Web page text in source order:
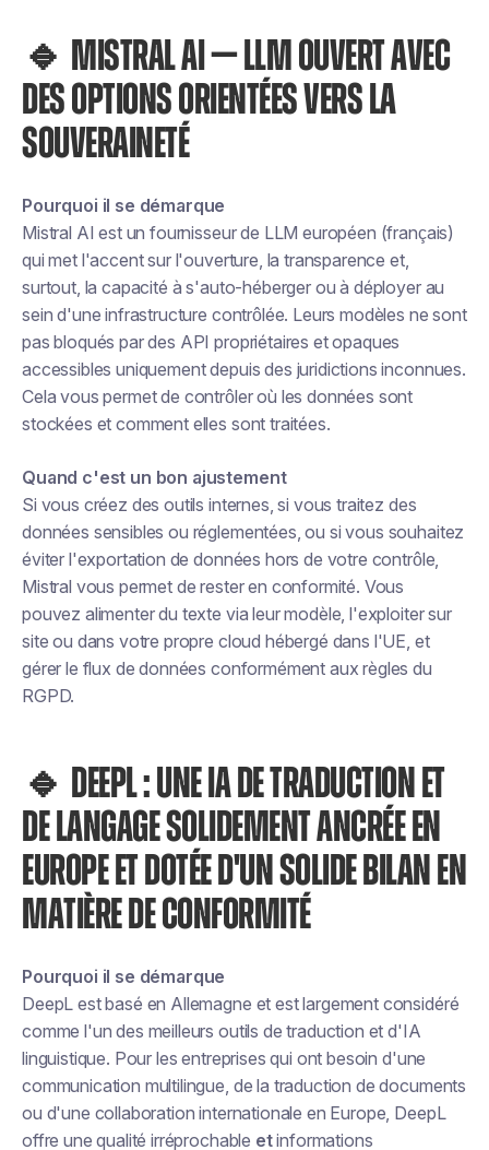
🔹 MISTRAL AI — LLM OUVERT AVEC
DES OPTIONS ORIENTÉES VERS LA
SOUVERAINETÉ
Pourquoi il se démarque
Mistral AI est un fournisseur de LLM européen (français)
qui met l'accent sur l'ouverture, la transparence et,
surtout, la capacité à s'auto-héberger ou à déployer au
sein d'une infrastructure contrôlée. Leurs modèles ne sont
pas bloqués par des API propriétaires et opaques
accessibles uniquement depuis des juridictions inconnues.
Cela vous permet de contrôler où les données sont
stockées et comment elles sont traitées.
Quand c'est un bon ajustement
Si vous créez des outils internes, si vous traitez des
données sensibles ou réglementées, ou si vous souhaitez
éviter l'exportation de données hors de votre contrôle,
Mistral vous permet de rester en conformité. Vous
pouvez alimenter du texte via leur modèle, l'exploiter sur
site ou dans votre propre cloud hébergé dans l'UE, et
gérer le flux de données conformément aux règles du
RGPD.
🔹 DEEPL : UNE IA DE TRADUCTION ET
DE LANGAGE SOLIDEMENT ANCRÉE EN
EUROPE ET DOTÉE D'UN SOLIDE BILAN EN
MATIÈRE DE CONFORMITÉ
Pourquoi il se démarque
DeepL est basé en Allemagne et est largement considéré
comme l'un des meilleurs outils de traduction et d'IA
linguistique. Pour les entreprises qui ont besoin d'une
communication multilingue, de la traduction de documents
ou d'une collaboration internationale en Europe, DeepL
offre une qualité irréprochable etinformations